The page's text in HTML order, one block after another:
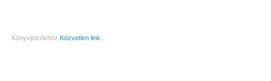
Könyvjelzőkhöz Közvetlen link